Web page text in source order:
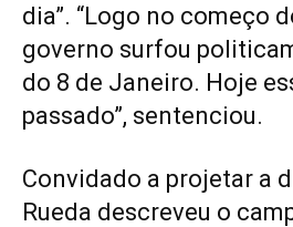
dia”. “Logo no começo
governo surfou
do 8 de Janeiro. Hoje
passado”, sentenciou.
Convidado a projetar a
Rueda descreveu o